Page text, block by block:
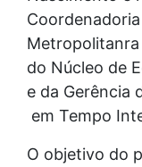
do Núcleo de
e da Gerência
em Tempo
O objetivo do